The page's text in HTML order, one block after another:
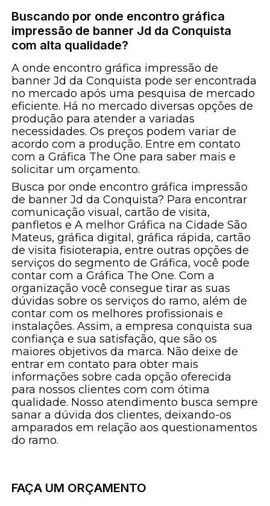
Buscando por onde encontro gráfica
impressão de banner Jd da Conquista
com alta qualidade?
A onde encontro gráfica impressão de
banner Jd da Conquista pode ser encontrada
no mercado após uma pesquisa de mercado
eficiente. Há no mercado diversas opções de
produção para atender a variadas
necessidades. Os preços podem variar de
acordo com a produção. Entre em contato
com a Gráfica The One para saber mais e
solicitar um orçamento.
Busca por onde encontro gráfica impressão
de banner Jd da Conquista? Para encontrar
comunicação visual, cartão de visita,
panfletos e A melhor Gráfica na Cidade São
Mateus, gráfica digital, gráfica rápida, cartão
de visita fisioterapia, entre outras opções de
serviços do segmento de Gráfica, você pode
contar com a Gráfica The One. Com a
organização você consegue tirar as suas
dúvidas sobre os serviços do ramo, além de
contar com os melhores profissionais e
instalações. Assim, a empresa conquista sua
confiança e sua satisfação, que são os
maiores objetivos da marca. Não deixe de
entrar em contato para obter mais
informações sobre cada opção oferecida
para nossos clientes com com ótima
qualidade. Nosso atendimento busca sempre
sanar a dúvida dos clientes, deixando-os
amparados em relação aos questionamentos
do ramo.
FAÇA UM ORÇAMENTO